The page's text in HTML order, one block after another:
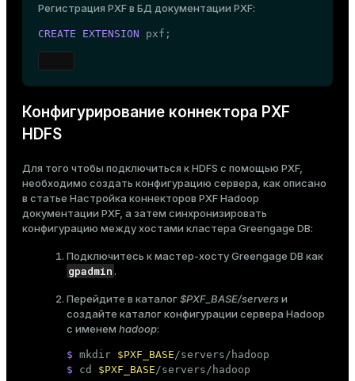
Регистрация PXF в БД документации PXF:
CREATE EXTENSION pxf;
Конфигурирование коннектора PXF
HDFS
Для того чтобы подключиться к HDFS с помощью PXF,
необходимо создать конфигурацию сервера, как описано
в статье Настройка коннекторов PXF Hadoop
документации PXF, а затем синхронизировать
конфигурацию между хостами кластера Greengage DB:
Подключитесь к мастер-хосту Greengage DB как
gpadmin .
Перейдите в каталог$PXF_BASE/serversи
создайте каталог конфигурации сервера Hadoop
с именем hadoop:
$ mkdir $PXF_BASE /servers/hadoop
$ cd $PXF_BASE /servers/hadoop